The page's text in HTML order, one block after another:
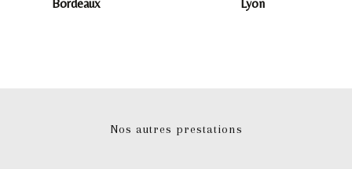
Bordeaux Lyon
Nos autres prestations